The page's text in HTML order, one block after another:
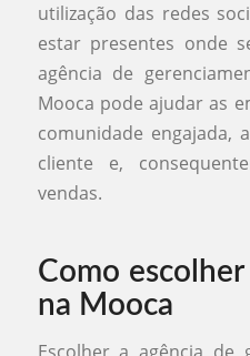
utilização das redes
estar presentes onde
agência de
Mooca pode ajudar as
comunidade engajada,
cliente e,
vendas.
Como
na Mooca